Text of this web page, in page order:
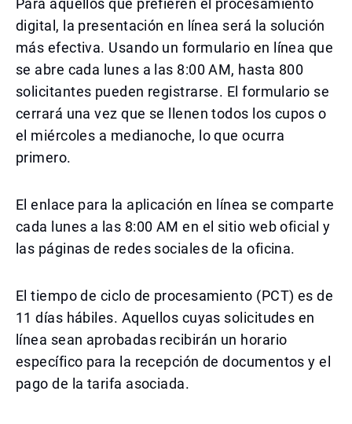
Para aquellos que prefieren el procesamiento
digital, la presentación en línea será la solución
más efectiva. Usando un formulario en línea que
se abre cada lunes a las 8:00 AM, hasta 800
solicitantes pueden registrarse. El formulario se
cerrará una vez que se llenen todos los cupos o
el miércoles a medianoche, lo que ocurra
primero.
El enlace para la aplicación en línea se comparte
cada lunes a las 8:00 AM en el sitio web oficial y
las páginas de redes sociales de la oficina.
El tiempo de ciclo de procesamiento (PCT) es de
11 días hábiles. Aquellos cuyas solicitudes en
línea sean aprobadas recibirán un horario
específico para la recepción de documentos y el
pago de la tarifa asociada.